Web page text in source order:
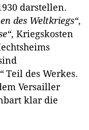
darstellen.
des Weltkriegs“,
, Kriegskosten
Teil des Werkes.
Versailler
klar die